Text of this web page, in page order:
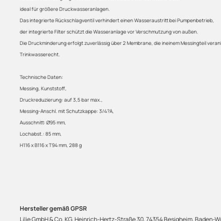
ideal für größere Druckwasseranlagen.
Das integrierte Rückschlagventil verhindert einen Wasseraustritt bei Pumpenbetrieb,
der integrierte Filter schützt die Wasseranlage vor Verschmutzung von außen.
Die Druckminderung erfolgt zuverlässig über 2 Membrane, die ineinem Messingteil
Trinkwasserecht.
Technische Daten:
Messing, Kunststoff,
Druckreduzierung: auf 3,5 bar max.,
Messing-Anschl. mit Schutzkappe: 3/4?A,
Ausschnitt: Ø95 mm,
Lochabst.: 85 mm,
H116 x B116 x T94 mm, 288 g
Hersteller gemäß GPSR
Lilie GmbH & Co. KG, Heinrich-Hertz-Straße 30, 74354 Besigheim,